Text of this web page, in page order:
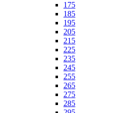
175
185
195
205
215
225
235
245
255
265
275
285